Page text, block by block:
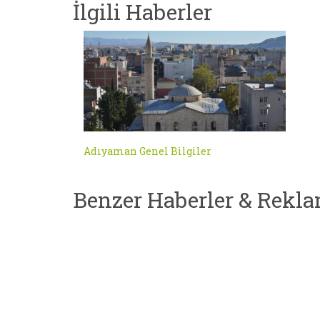
İlgili Haberler
Adıyaman Genel Bilgiler
Benzer Haberler &